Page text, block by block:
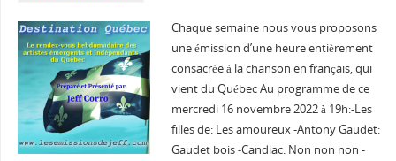
Chaque semaine nous vous proposons
une émission d’une heure entièrement
consacrée à la chanson en français, qui
vient du Québec Au programme de ce
mercredi 16 novembre 2022 à 19h:-Les
filles de: Les amoureux -Antony Gaudet:
Gaudet bois -Candiac: Non non non -